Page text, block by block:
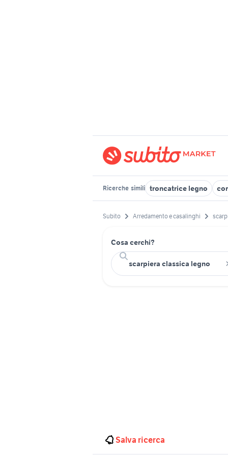
Ricerche simili troncatrice legno
Subito Arredamento e casalinghi
Cosa cerchi?
Salva ricerca